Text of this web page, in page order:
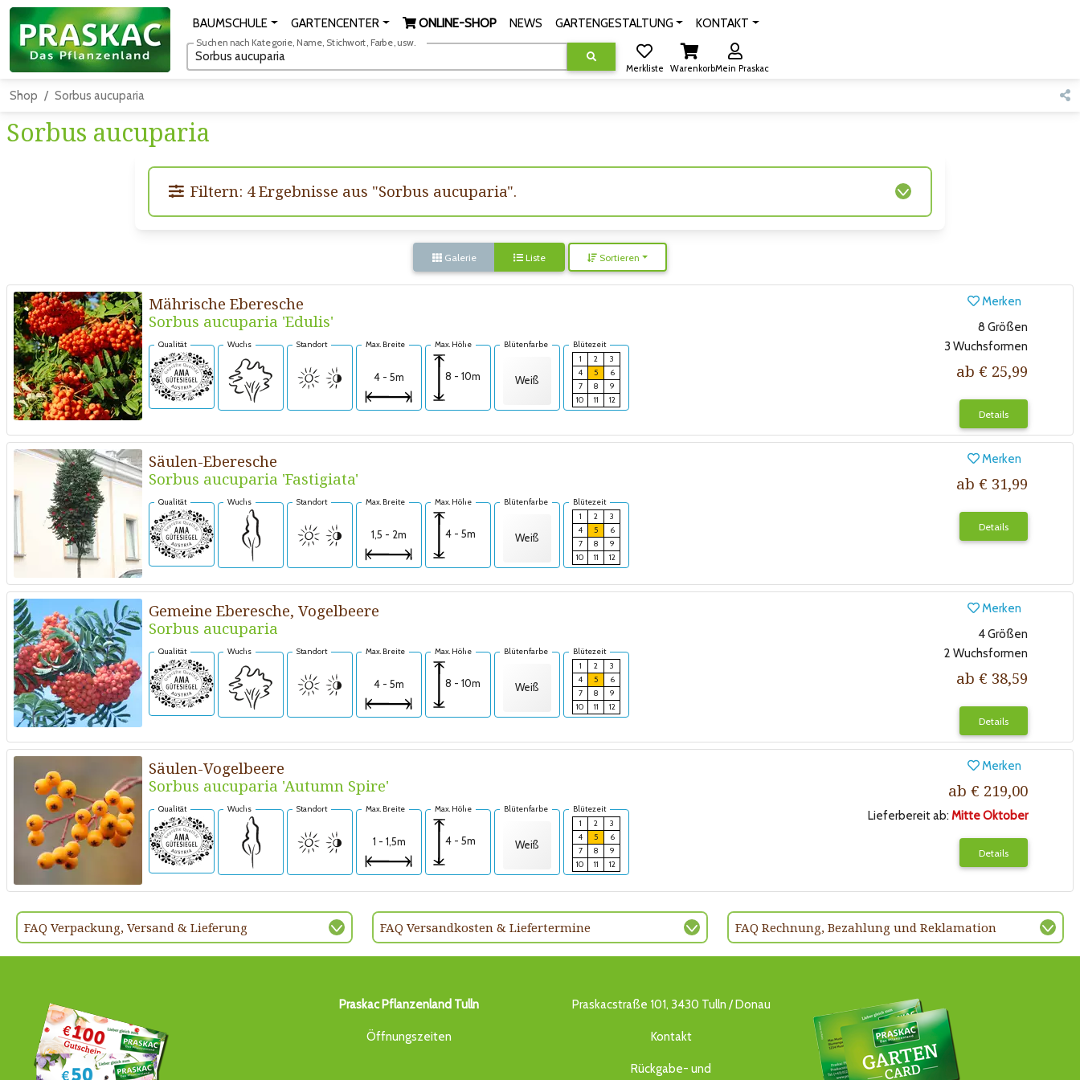
BAUMSCHULE GARTENCENTER ONLINE-SHOP NEWS GARTENGESTALTUNG KONTAKT
Suchen nach Kategorie, Name, Stichwort, Farbe, usw.
Merkliste WarenkorbMein Praskac
Shop Sorbus aucuparia
Sorbus aucuparia
Filtern: 4 Ergebnisse aus "Sorbus aucuparia".
Galerie Liste Sortieren
Mährische Eberesche
Sorbus aucuparia 'Edulis'
Qualität Wuchs Standort Max. Breite
4 - 5m
Max. Höhe
8 - 10m
Blütenfarbe
Weiß
Blütezeit
1
2
3
4
5
6
7
8
9
10
11 12
Merken
8 Größen
3 Wuchsformen
ab € 25,99
Details
Säulen-Eberesche
Sorbus aucuparia 'Fastigiata'
Qualität Wuchs Standort Max. Breite
1,5 - 2m
Max. Höhe
4 - 5m
Blütenfarbe
Weiß
Blütezeit
1
2
3
4
5
6
7
8
9
10
11 12
Merken
ab € 31,99
Details
Gemeine Eberesche, Vogelbeere
Sorbus aucuparia
Qualität Wuchs Standort Max. Breite
4 - 5m
Max. Höhe
8 - 10m
Blütenfarbe
Weiß
Blütezeit
1
2
3
4
5
6
7
8
9
10
11 12
Merken
4 Größen
2 Wuchsformen
ab € 38,59
Details
Säulen-Vogelbeere
Sorbus aucuparia 'Autumn Spire'
Qualität Wuchs Standort Max. Breite
1 - 1,5m
Max. Höhe
4 - 5m
Blütenfarbe
Weiß
Blütezeit
1
2
3
4
5
6
7
8
9
10
11 12
Merken
ab € 219,00
Lieferbereit ab: Mitte Oktober
Details
FAQ Verpackung, Versand & Lieferung FAQ Versandkosten & Liefertermine FAQ Rechnung, Bezahlung und Reklamation
Praskac Pflanzenland Tulln
Öffnungszeiten
Praskacstraße 101, 3430 Tulln / Donau
Kontakt
Rückgabe- und